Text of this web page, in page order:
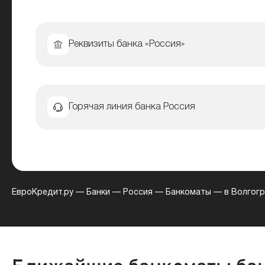
Реквизиты банка «Россия»
Горячая линия банка Россия
ЕвроКредит.ру — Банки — Россия — Банкоматы — в